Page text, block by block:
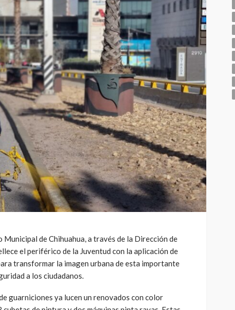
Municipal de Chihuahua, a través de la Dirección de
el periférico de la Juventud con la aplicación de
transformar la imagen urbana de esta importante
a los ciudadanos.
guarniciones ya lucen un renovados con color